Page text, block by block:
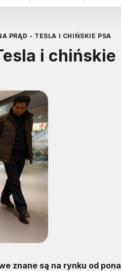
PRĄD - TESLA I CHIŃSKIE PSA
i chińskie
znane są na rynku od